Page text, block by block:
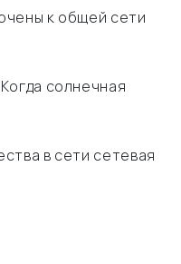
к общей сети
солнечная
в сети сетевая